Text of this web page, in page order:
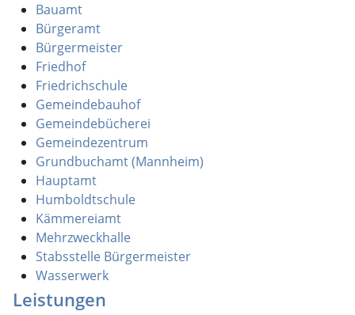
Bauamt
Bürgeramt
Bürgermeister
Friedhof
Friedrichschule
Gemeindebauhof
Gemeindebücherei
Gemeindezentrum
Grundbuchamt (Mannheim)
Hauptamt
Humboldtschule
Kämmereiamt
Mehrzweckhalle
Stabsstelle Bürgermeister
Wasserwerk
Leistungen